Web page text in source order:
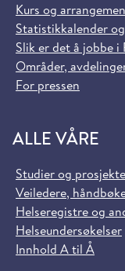
Kurs og
Statistikkalender
Slik er det å jobbe
Områder,
For pressen
ALLE VÅRE
Studier og
Veiledere,
Helseregistre og
Helseundersøkelser
Innhold A til Å